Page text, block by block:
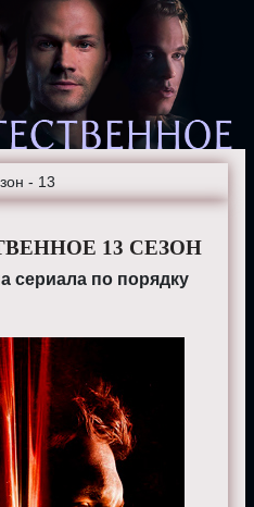
- 13
13 СЕЗОН
сериала по порядку